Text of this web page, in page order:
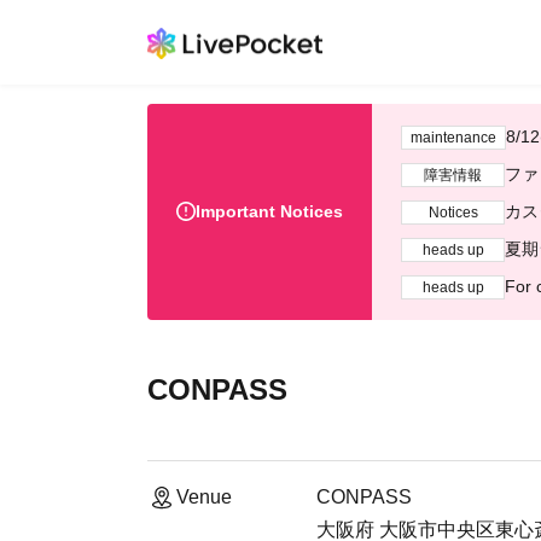
Important Notices
maintenance 8/
障害情報 フ
Notices カ
heads up 夏
heads up For
CONPASS
Venue
CONPASS
大阪府 大阪市中央区東